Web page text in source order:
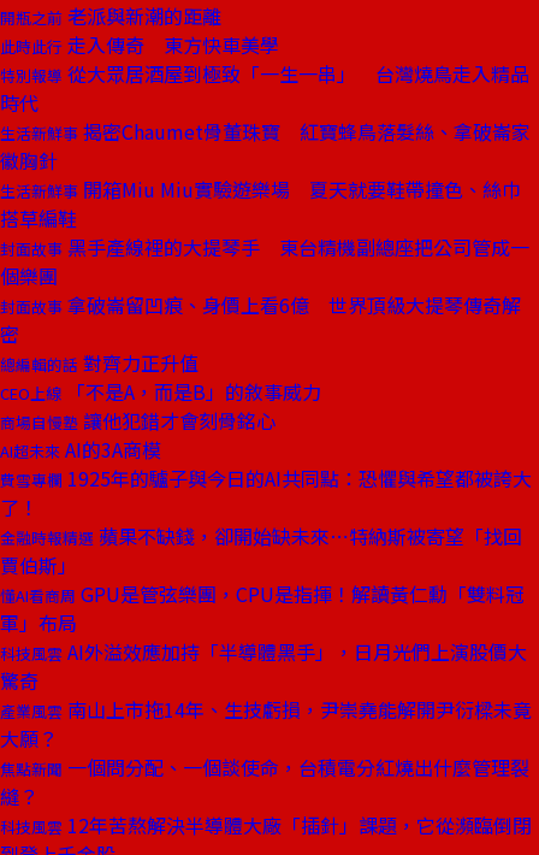
開瓶之前 老派與新潮的距離
此時此行 走入傳奇 東方快車美學
特別報導 從大眾居酒屋到極致「一生一串」 台灣燒鳥走入精品
時代
生活新鮮事 揭密Chaumet骨董珠寶 紅寶蜂鳥落髮絲、拿破崙家
徽胸針
生活新鮮事 開箱Miu Miu實驗遊樂場 夏天就要鞋帶撞色、絲巾
搭草編鞋
封面故事 黑手產線裡的大提琴手 東台精機副總座把公司管成一
個樂團
封面故事 拿破崙留凹痕、身價上看6億 世界頂級大提琴傳奇解
密
總編輯的話 對齊力正升值
CEO上線 「不是A，而是B」的敘事威力
商場自慢塾 讓他犯錯才會刻骨銘心
AI超未來 AI的3A商模
費雪專欄 1925年的驢子與今日的AI共同點：恐懼與希望都被誇大
了！
金融時報精選 蘋果不缺錢，卻開始缺未來⋯特納斯被寄望「找回
賈伯斯」
懂AI看商周 GPU是管弦樂團，CPU是指揮！解讀黃仁勳「雙料冠
軍」布局
科技風雲 AI外溢效應加持「半導體黑手」，日月光們上演股價大
驚奇
產業風雲 南山上市拖14年、生技虧損，尹崇堯能解開尹衍樑未竟
大願？
焦點新聞 一個問分配、一個談使命，台積電分紅燒出什麼管理裂
縫？
科技風雲 12年苦熬解決半導體大廠「插針」課題，它從瀕臨倒閉